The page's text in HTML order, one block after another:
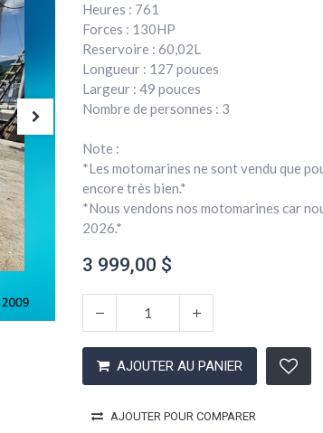
Heures : 761
Forces : 130HP
Reservoire : 60,02L
Longueur : 127 pouces
Largeur : 49 pouces
Nombre de personnes : 3
Note :
*Les motomarines ne sont vendu que
encore très bien.*
*Nous vendons nos motomarines car
2026.*
3 999,00 $
AJOUTER AU PANIER
AJOUTER POUR COMPARER